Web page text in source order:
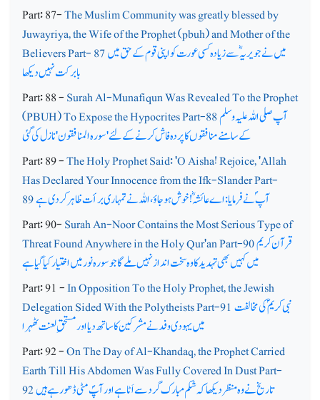
Part: 87-The Muslim Community was greatly blessed by
Juwayriya, the Wife of the Prophet (pbuh) and Mother of the
Believers Part- 87میں نے جویریہؓ سے زیادہ کسی عورت کو اپنی قوم کے حق میں
بابرکت نہیں دیکھا
Part: 88 -Surah Al-Munafiqun Was Revealed To the Prophet
(PBUH) To Expose the Hypocrites Part-88آپ صلی اللہ علیہ وسلم
کے سامنے منافقوں کا پردہ فاش کرنے کے لئے'سورہ المنافقون'نازل کی گئی
Part: 89 -The Holy Prophet Said: 'O Aisha! Rejoice, 'Allah
Has Declared Your Innocence from the Ifk-Slander Part-
89آپ ؐ نے فرمایا: اے عائشہؓ! خوش ہوجاؤ، اللہ نے تمہاری برأت ظاہر کردی ہے
Part: 90-Surah An-Noor Contains the Most Serious Type of
Threat Found Anywhere in the Holy Qur'an Part-90قرآن کریم
میں کہیں بھی تہدید کا وہ سخت انداز نہیں ملےگا جو سورہ نور میں اختیار کیا گیا ہے
Part: 91 -In Opposition To the Holy Prophet, the Jewish
Delegation Sided With the Polytheists Part-91نبی کریم ؐ کی مخالفت
میں یہودی وفد نے مشرکین کا ساتھ دیا اور مستحق ِلعنت ٹھہرا
Part: 92 -On The Day of Al-Khandaq, the Prophet Carried
Earth Till His Abdomen Was Fully Covered In Dust Part-
92تاریخ نے وہ منظر دیکھا کہ شکم مبارک گرد سے اَٹا ہے اور آپؐ مٹی ڈھو رہے ہیں